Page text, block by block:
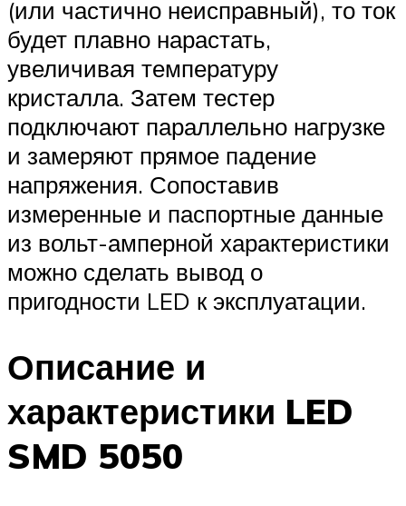
(или частично неисправный), то ток
будет плавно нарастать,
увеличивая температуру
кристалла. Затем тестер
подключают параллельно нагрузке
и замеряют прямое падение
напряжения. Сопоставив
измеренные и паспортные данные
из вольт-амперной характеристики
можно сделать вывод о
пригодности LED к эксплуатации.
Описание и
характеристики LED
SMD 5050